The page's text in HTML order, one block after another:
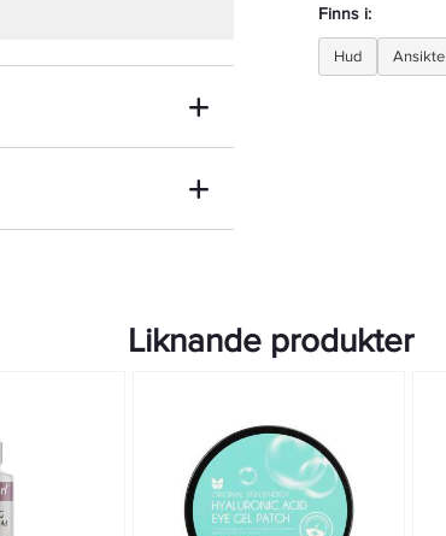
ceramide complex Som
följ ögonbenet runt
Finns i:
Hud Ansikte
Liknande produkter